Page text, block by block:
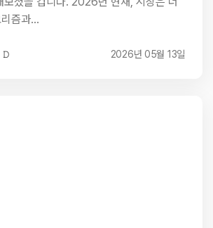
리즘과…
𝙳 2026년 05월 13일